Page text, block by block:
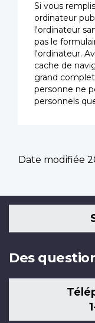
Si vous
ordinateur
l'ordinateur
pas le
l'ordinateur.
cache de
grand
personne ne
personnels
Date modifiée
Des